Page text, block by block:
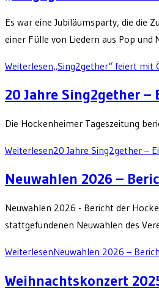
Es war eine Jubiläumsparty, die die
einer Fülle von Liedern aus Pop und
Weiterlesen„Sing2gether“ feiert mit
20 Jahre Sing2gether –
Die Hockenheimer Tageszeitung
Weiterlesen20 Jahre Sing2gether –
Neuwahlen 2026 –
Neuwahlen 2026 - Bericht der
stattgefundenen Neuwahlen des
WeiterlesenNeuwahlen 2026 –
Weihnachtskonzert